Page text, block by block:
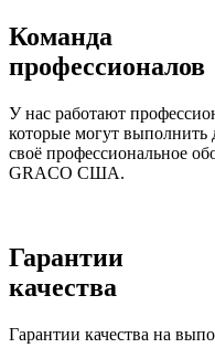
Команда
профессионалов
У нас работают
которые могут
своё профессиональное
GRACO США.
Гарантии
качества
Гарантии качества на